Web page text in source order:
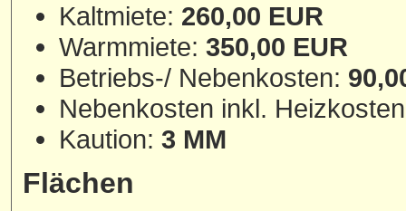
Kaltmiete: 260,00 EUR
Warmmiete: 350,00 EUR
Betriebs-/ Nebenkosten:
Nebenkosten inkl.
Kaution: 3 MM
Flächen